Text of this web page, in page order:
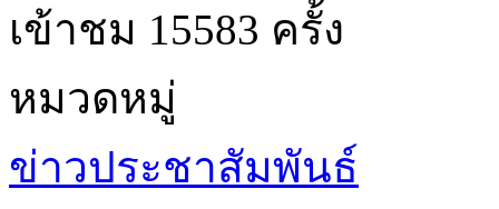
เข้าชม 15583 ครั้ง
หมวดหมู่
ข่าวประชาสัมพันธ์